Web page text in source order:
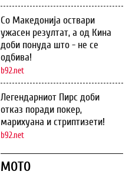
Со Македонија оствари
ужасен резултат, а од Кина
доби понуда што - не се
одбива!
b92.net
Легендарниот Пирс доби
отказ поради покер,
марихуана и стриптизети!
b92.net
МОТО